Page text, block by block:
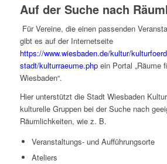
Auf der Suche nach
Für Vereine, die einen passenden
gibt es auf der Internetseite
https://www.wiesbaden.de/kultur/
stadt/kulturraeume.phpein Portal „Räume
Wiesbaden“.
Hier unterstützt die Stadt Wiesbaden
kulturelle Gruppen bei der Suche nach
Räumlichkeiten, wie z. B.
Veranstaltungs- und Aufführungsorte
Ateliers